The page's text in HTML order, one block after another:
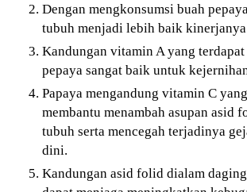
Dengan mengkonsumsi buah
tubuh menjadi lebih baik
Kandungan vitamin A yang terdapat
pepaya sangat baik untuk
Papaya mengandung vitamin C
membantu menambah asupan asid
tubuh serta mencegah terjadinya
dini.
Kandungan asid folid dialam